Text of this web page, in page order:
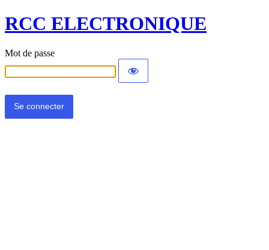
RCC ELECTRONIQUE
Mot de passe